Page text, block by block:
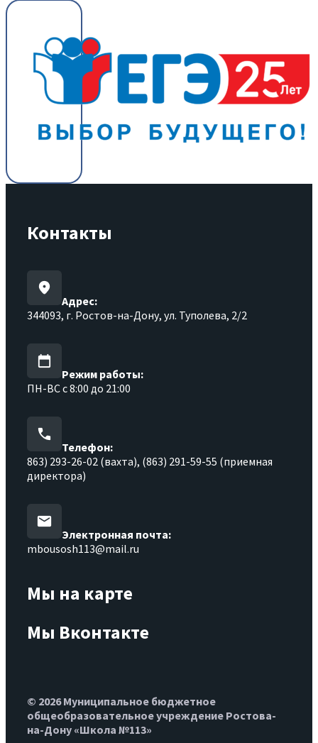
Контакты
Адрес:
344093, г. Ростов-на-Дону, ул. Туполева, 2/2
Режим работы:
ПН-ВС с 8:00 до 21:00
Телефон:
863) 293-26-02 (вахта), (863) 291-59-55 (приемная
директора)
Электронная почта:
mbousosh113@mail.ru
Мы на карте
Мы Вконтакте
© 2026 Муниципальное бюджетное
общеобразовательное учреждение Ростова-
на-Дону «Школа №113»